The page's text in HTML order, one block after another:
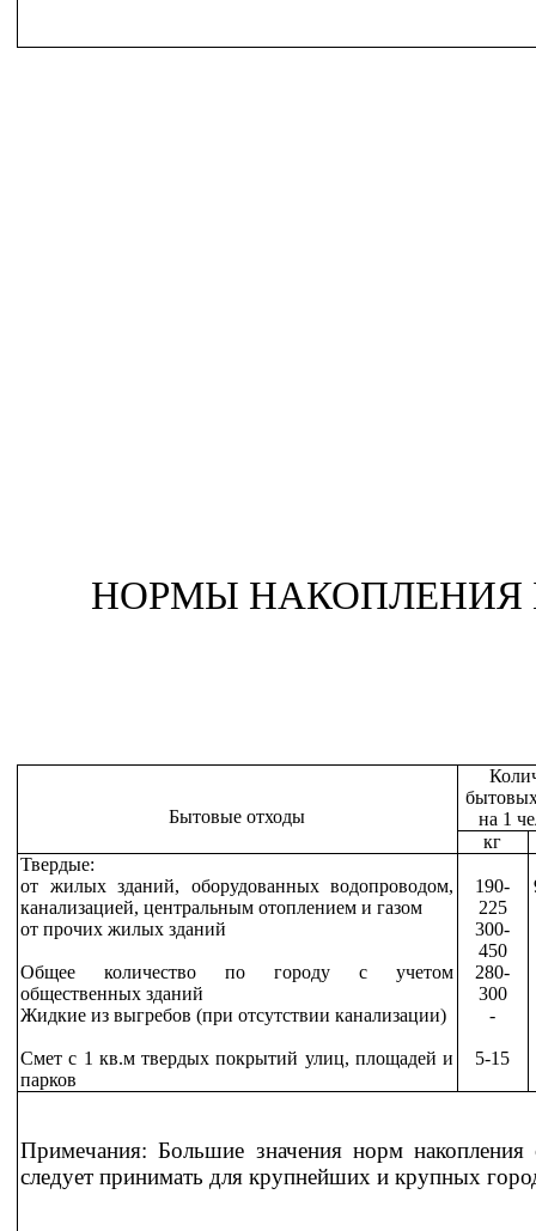
НОРМЫ НАКОПЛЕНИЯ
Бытовые отходы
на 1
кг
Твердые:
от жилых зданий, оборудованных водопроводом,
канализацией, центральным отоплением и газом
190-
225
от прочих жилых зданий
300-
450
Общее количество по городу с учетом
общественных зданий
280-
300
Жидкие из выгребов (при отсутствии канализации)
-
Смет с 1 кв.м твердых покрытий улиц, площадей и
парков
5-15
Примечания: Большие значения норм накопления
следует принимать для крупнейших и крупных